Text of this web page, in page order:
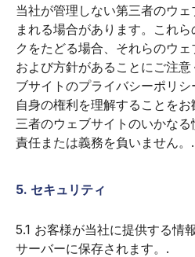
当社が管理しない第三者のウ
まれる場合があります。これ
クをたどる場合、それらのウ
および方針があることにご注
ブサイトのプライバシーポリ
自身の権利を理解することを
三者のウェブサイトのいかな
責任または義務を負いません。.
5. セキュリティ
5.1 お客様が当社に提供する情
サーバーに保存されます。.